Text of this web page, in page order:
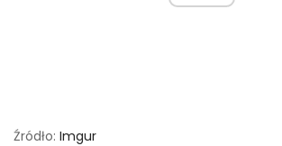
Źródło: Imgur